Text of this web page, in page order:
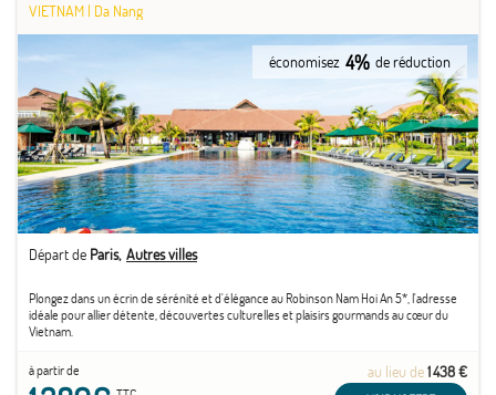
VIETNAM | Da Nang
économisez 4% de réduction
Départ de Paris Autres villes
Plongez dans un écrin de sérénité et d'élégance au Robinson Nam Hoi An 5*, l'adresse
idéale pour allier détente, découvertes culturelles et plaisirs gourmands au cœur du
Vietnam.
à partir de au lieu de1 438 €